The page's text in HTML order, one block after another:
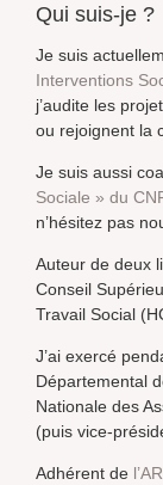
Qui suis-je ?
Je suis
Interventions
j’audite les
ou rejoignent la
Je suis aussi
Sociale » du
n’hésitez pas
Auteur de deux
Conseil
Travail Social
J’ai exercé
Départemental
Nationale des
(puis vice-
Adhérent de